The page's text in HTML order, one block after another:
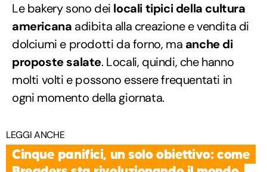
Le bakery sono dei locali tipici della cultura
americana adibita alla creazione e vendita di
dolciumi e prodotti da forno, ma anche di
proposte salate. Locali, quindi, che hanno
molti volti e possono essere frequentati in
ogni momento della giornata.
LEGGI ANCHE
Cinque panifici, un solo obiettivo: come